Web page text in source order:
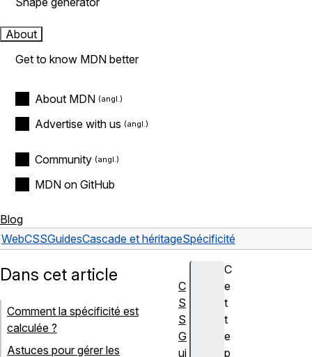
About
Get to know MDN better
About MDN
Advertise with us
Community
MDN on GitHub
Blog
WebCSSGuidesCascade et héritageSpécificité
C
e
t
t
e
p
Dans cet article
Comment la spécificité est
calculée ?
Astuces pour gérer les
C
S
S
G
ui